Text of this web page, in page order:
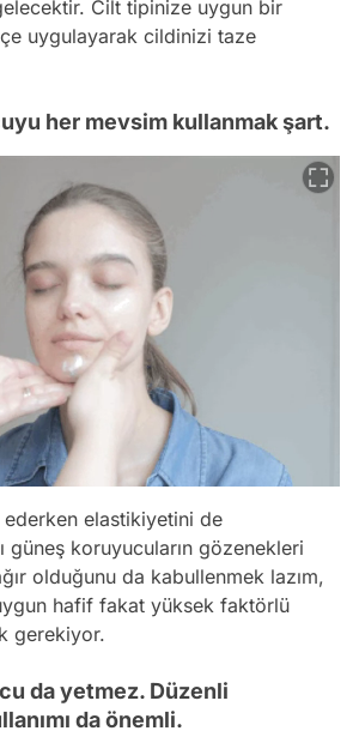
Cilt tipinize uygun bir
uygulayarak cildinizi taze
her mevsim kullanmak şart.
elastikiyetini de
güneş koruyucuların gözenekleri
olduğunu da kabullenmek lazım,
hafif fakat yüksek faktörlü
gerekiyor.
da yetmez. Düzenli
da önemli.